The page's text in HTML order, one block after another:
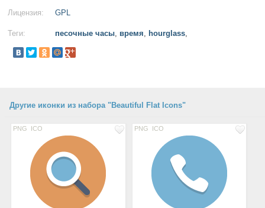
Лицензия: GPL
Теги: песочные часы, время, hourglass,
Другие иконки из набора "Beautiful Flat Icons"
PNG ICO PNG ICO